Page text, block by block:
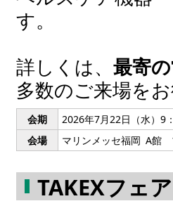
す。
詳しくは、 最寄
多数のご来場を
会期
2026年7月22日（水）
会場
マリンメッセ福岡 A館
TAKEXフェ